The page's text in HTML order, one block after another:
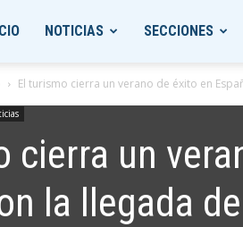
NOTICIAS SECCIONES
El turismo cierra un verano de éxito en
cierra un
la llegada